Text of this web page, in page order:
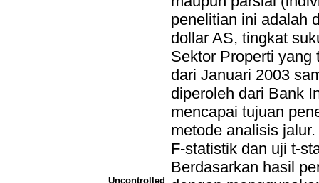
Uncontrolled
penelitian ini adalah
dollar AS, tingkat
Sektor Properti yang
dari Januari 2003
diperoleh dari Bank
mencapai tujuan
metode analisis
F-statistik dan uji t-
Berdasarkan hasil